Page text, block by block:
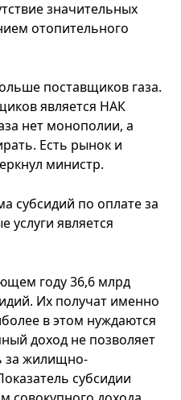
значительных
отопительного
поставщиков газа.
является НАК
нет монополии, а
Есть рынок и
министр.
субсидий по оплате за
является
году 36,6 млрд
Их получат именно
в этом нуждаются
доход не позволяет
за жилищно-
субсидии